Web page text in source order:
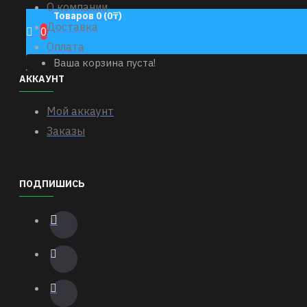
Товаров 0 (0₸)
0
Ваша корзина пуста!
О компании
Доставка
Оплата
АККАУНТ
Мой аккаунт
Заказы
ПОДПИШИСЬ